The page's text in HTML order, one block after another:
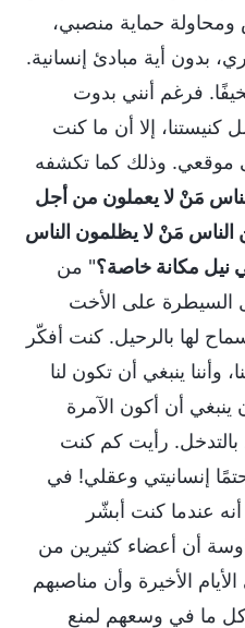
حماية منصبي،
بدون أية مبادئ إنسانية.
فرغم أنني بدوت
كنيستنا، إلا أن ما كنت
موقعي. وذلك كما تكشفه
مَنْ لا يعملون من أجل
مَنْ لا يظلمون الناس
نيل مكانة خاصة؟" من
السيطرة على الأخت
لها بالرحيل. كنت أفكّر
وأننا ينبغي أن تكون لنا
أن أكون الآمرة
بالتدخل. رأيت كم كنت
إنسانيتي وعقلي! في
عندما كنت أبشّر
أن أعضاء كثيرين من
الأخيرة وأن مناصبهم
كل ما في وسعهم لمنع